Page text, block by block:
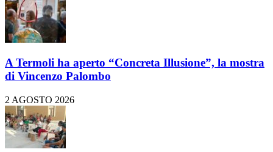
A Termoli ha aperto “Concreta Illusione”, la mostra
di Vincenzo Palombo
2 AGOSTO 2026